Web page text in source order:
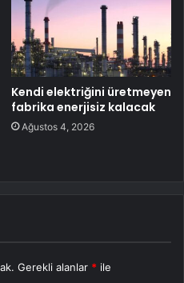
Kendi elektriğini üretmeyen
fabrika enerjisiz kalacak
Ağustos 4, 2026
Gerekli alanlar * ile